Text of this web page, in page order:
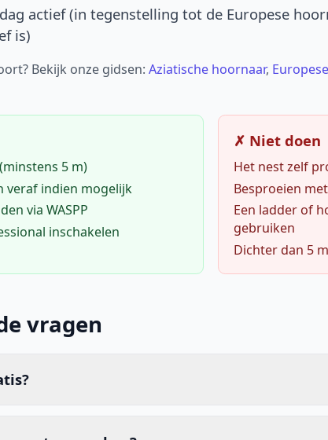
actief (in tegenstelling tot de Europese
is)
Bekijk onze gidsen: Aziatische hoornaar,
5 m)
veraf indien mogelijk
via WASPP
inschakelen
✗ Niet doen
Het nest zelf
Besproeien
Een ladder of
gebruiken
Dichter dan 5
vragen